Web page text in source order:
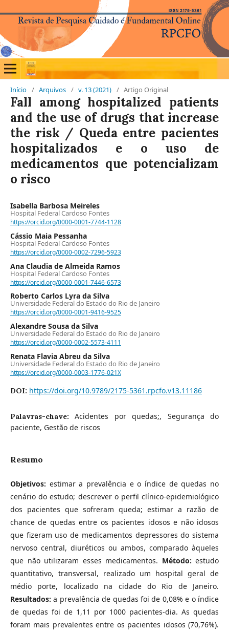
Início / Arquivos / v. 13 (2021) / Artigo Original
Fall among hospitalized patients
and the use of drugs that increase
the risk / Queda entre pacientes
hospitalizados e o uso de
medicamentos que potencializam
o risco
Isabella Barbosa Meireles
Hospital Federal Cardoso Fontes
https://orcid.org/0000-0001-7744-1128
Cássio Maia Pessanha
Hospital Federal Cardoso Fontes
https://orcid.org/0000-0002-7296-5923
Ana Claudia de Almeida Ramos
Hospital Federal Cardoso Fontes
https://orcid.org/0000-0001-7446-6573
Roberto Carlos Lyra da Silva
Universidade Federal do Estado do Rio de Janeiro
https://orcid.org/0000-0001-9416-9525
Alexandre Sousa da Silva
Universidade Federal do Estado do Rio de Janeiro
https://orcid.org/0000-0002-5573-4111
Renata Flavia Abreu da Silva
Universidade Federal do Estado do Rio de Janeiro
https://orcid.org/0000-0003-1776-021X
DOI: https://doi.org/10.9789/2175-5361.rpcfo.v13.11186
Palavras-chave:Acidentes por quedas;, Segurança do
paciente, Gestão de riscos
Resumo
Objetivos: estimar a prevalência e o índice de quedas no
cenário do estudo; descrever o perfil clínico-epidemiológico
dos pacientes que sofreram queda; estimar a razão de
chance de quedas entre os pacientes idosos e não idosos
que fizeram uso de medicamentos depressores do sistema
nervoso central, diuréticos ou ambos, comparado àqueles
que não utilizaram esses medicamentos. Método: estudo
quantitativo, transversal, realizado um hospital geral de
médio porte, localizado na cidade do Rio de Janeiro.
Resultados: a prevalência de quedas foi de 0,08% e o índice
de quedas foi de 1,11 por 1000 pacientes-dia. As quedas
foram mais prevalentes entre os pacientes idosos (70,76%).